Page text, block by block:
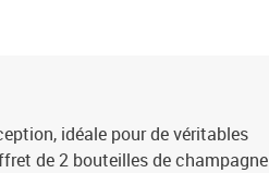
idéale pour de véritables
de 2 bouteilles de champagne